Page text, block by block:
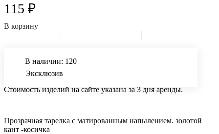
115 ₽
В корзину
В наличии: 120
Эксклюзив
Стоимость изделий на сайте указана за 3 дня аренды.
Прозрачная тарелка с матированным напылением. золотой
кант -косичка